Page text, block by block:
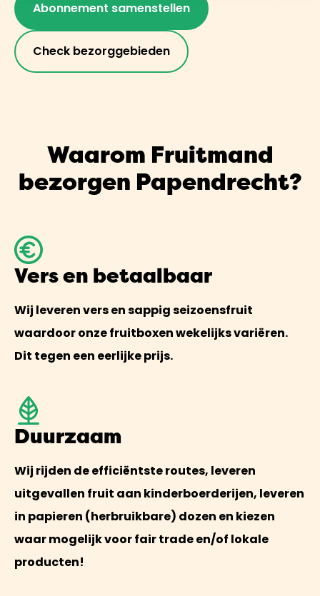
Abonnement samenstellen
Check bezorggebieden
Waarom Fruitmand
bezorgen Papendrecht?
Vers en betaalbaar
Wij leveren vers en sappig seizoensfruit
waardoor onze fruitboxen wekelijks variëren.
Dit tegen een eerlijke prijs.
Duurzaam
Wij rijden de efficiëntste routes, leveren
uitgevallen fruit aan kinderboerderijen, leveren
in papieren (herbruikbare) dozen en kiezen
waar mogelijk voor fair trade en/of lokale
producten!